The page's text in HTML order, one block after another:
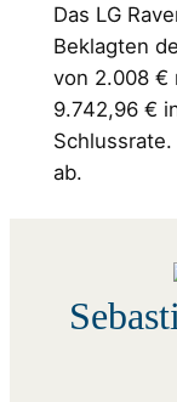
Das LG
Beklagten
von 2.008 €
9.742,96 €
ab.